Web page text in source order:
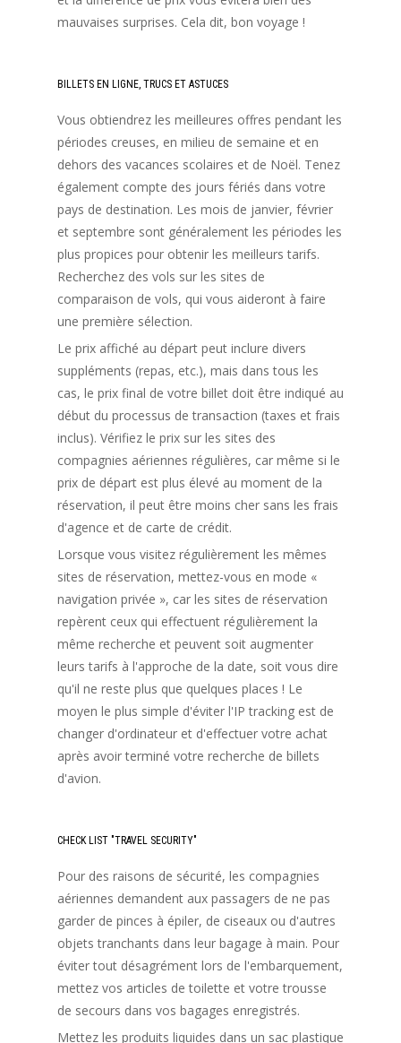
mauvaises surprises. Cela dit, bon voyage !
BILLETS EN LIGNE, TRUCS ET ASTUCES
Vous obtiendrez les meilleures offres pendant les
périodes creuses, en milieu de semaine et en
dehors des vacances scolaires et de Noël. Tenez
également compte des jours fériés dans votre
pays de destination. Les mois de janvier, février
et septembre sont généralement les périodes les
plus propices pour obtenir les meilleurs tarifs.
Recherchez des vols sur les sites de
comparaison de vols, qui vous aideront à faire
une première sélection.
Le prix affiché au départ peut inclure divers
suppléments (repas, etc.), mais dans tous les
cas, le prix final de votre billet doit être indiqué au
début du processus de transaction (taxes et frais
inclus). Vérifiez le prix sur les sites des
compagnies aériennes régulières, car même si le
prix de départ est plus élevé au moment de la
réservation, il peut être moins cher sans les frais
d'agence et de carte de crédit.
Lorsque vous visitez régulièrement les mêmes
sites de réservation, mettez-vous en mode «
navigation privée », car les sites de réservation
repèrent ceux qui effectuent régulièrement la
même recherche et peuvent soit augmenter
leurs tarifs à l'approche de la date, soit vous dire
qu'il ne reste plus que quelques places ! Le
moyen le plus simple d'éviter l'IP tracking est de
changer d'ordinateur et d'effectuer votre achat
après avoir terminé votre recherche de billets
d'avion.
CHECK LIST "TRAVEL SECURITY"
Pour des raisons de sécurité, les compagnies
aériennes demandent aux passagers de ne pas
garder de pinces à épiler, de ciseaux ou d'autres
objets tranchants dans leur bagage à main. Pour
éviter tout désagrément lors de l'embarquement,
mettez vos articles de toilette et votre trousse
de secours dans vos bagages enregistrés.
Mettez les produits liquides dans un sac plastique